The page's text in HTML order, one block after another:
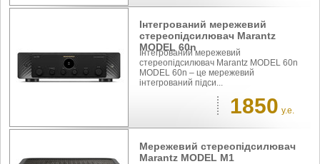
Інтегрований мережевий
стереопідсилювач Marantz
MODEL 60n
Інтегрований мережевий
стереопідсилювач Marantz MODEL 60n
MODEL 60n – це мережевий
інтегрований підси...
1850 у.е.
Мережевий стереопідсилювач
Marantz MODEL M1